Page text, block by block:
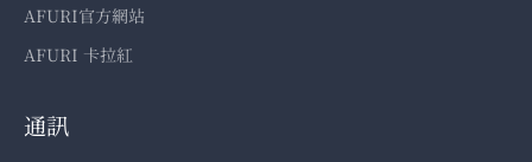
AFURI官方網站
AFURI 卡拉紅
通訊